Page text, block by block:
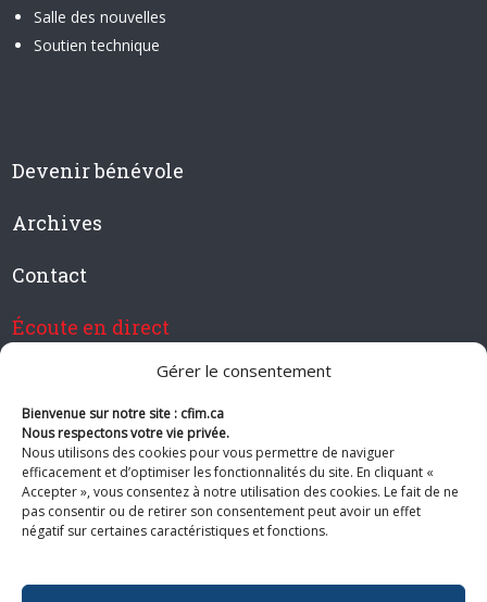
Gérer le consentement
Bienvenue sur notre site : cfim.ca
Nous respectons votre vie privée.
Nous utilisons des cookies pour vous permettre de naviguer
efficacement et d’optimiser les fonctionnalités du site. En cliquant «
Accepter », vous consentez à notre utilisation des cookies. Le fait de ne
pas consentir ou de retirer son consentement peut avoir un effet
négatif sur certaines caractéristiques et fonctions.
Salle des nouvelles
Soutien technique
Devenir bénévole
Archives
Contact
Écoute en direct
Devenir membre de CFIM
Suivez-nous